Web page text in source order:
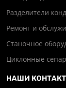
Разделители
Ремонт и
Станочное
Циклонные
НАШИ